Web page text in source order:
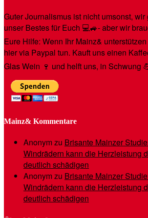
Guter Journalismus ist nicht umsonst, wir
unser Bestes für Euch 💻🚙- aber wir
Eure Hilfe: Wenn Ihr Mainz&
hier via Paypal tun. Kauft uns einen
Glas Wein 🍷 und helft uns, in Schwung
Mainz& Kommentare
Anonymzu Brisante Mainzer
Windrädern kann die Herzleistung
deutlich schädigen
Anonymzu Brisante Mainzer
Windrädern kann die Herzleistung
deutlich schädigen